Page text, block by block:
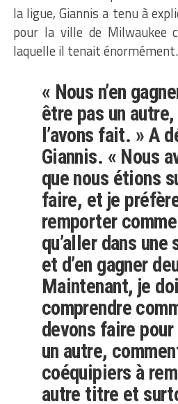
la ligue, Giannis a tenu à
pour la ville de Milwaukee
laquelle il tenait énormément.
« Nous n’en
être pas un
l’avons fait. » A
Giannis. « Nous
que nous étions
faire, et je
remporter
qu’aller dans une
et d’en gagner
Maintenant, je
comprendre
devons faire pour
un autre,
coéquipiers à
autre titre et